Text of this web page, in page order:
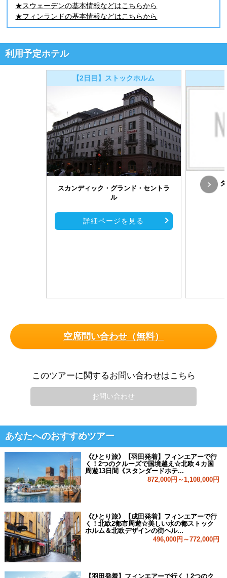
★スウェーデンの基本情報などはこちらから
★フィンランドの基本情報などはこちらから
利用予定ホテル
【2日目】ストックホルム
スカンディック・グランド・セントラ
ル
詳細ページを見る
空席問い合わせ（無料）
このツアーに関するお問い合わせはこちら
お問い合わせ
あなたへのおすすめツアー
《ひとり旅》【羽田発着】フィンエアーで行
く！2つのクルーズで国境越え☆北欧４カ国
周遊13日間《スタンダードホテ...
872,000円～1,108,000円
《ひとり旅》【成田発着】フィンエアーで行
く！北欧2都市周遊☆美しい水の都ストック
ホルム＆北欧デザインの街ヘル...
496,000円～772,000円
【羽田発着】フィンエアーで行く！2つのク